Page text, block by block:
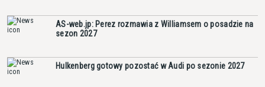
AS-web.jp: Perez rozmawia z Williamsem o posadzie na
sezon 2027
Hulkenberg gotowy pozostać w Audi po sezonie 2027